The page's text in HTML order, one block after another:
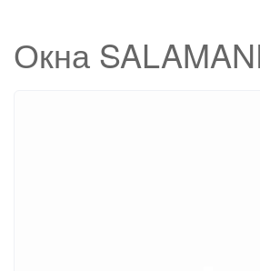
Окна